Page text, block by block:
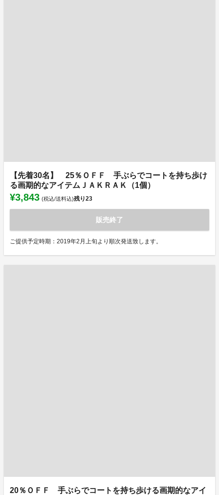
【先着30名】 25％ＯＦＦ 手ぶらでコートを持ち歩け
る画期的なアイテムＪＡＫＲＡＫ（1個）
¥3,843 (税込/送料込)残り23
販売終了
ご提供予定時期：2019年2月上旬より順次発送致します。
20％ＯＦＦ 手ぶらでコートを持ち歩ける画期的なアイ